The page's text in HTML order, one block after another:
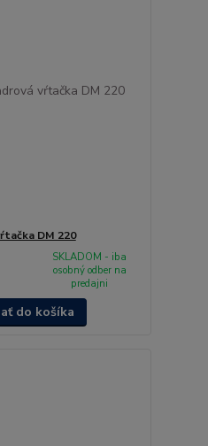
DM 220
SKLADOM - iba
osobný odber na
predajni
do košíka